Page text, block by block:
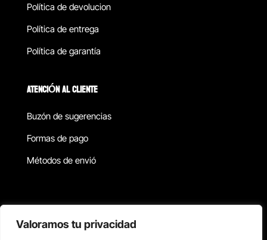
Valoramos tu privacidad
Política de devolucion
Política de entrega
Política de garantía
ATENCIÓN AL CLIENTE
Buzón de sugerencias
Formas de pago
Métodos de envió